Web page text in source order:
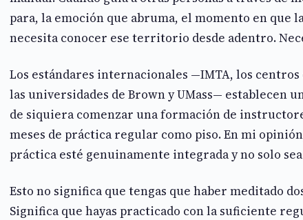
para, la emoción que abruma, el momento en que
necesita conocer ese territorio desde adentro.
Los estándares internacionales —IMTA, los centros
las universidades de Brown y UMass— establecen
de siquiera comenzar una formación de
meses de práctica regular como piso. En mi
práctica esté genuinamente integrada y no solo
Esto no significa que tengas que haber meditado
Significa que hayas practicado con la suficiente